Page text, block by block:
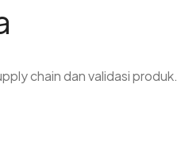
chain dan validasi produk.